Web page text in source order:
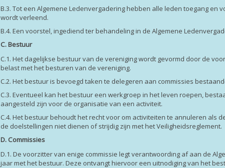
B.3. Tot een Algemene Ledenvergadering hebben alle leden toegang
wordt verleend.
B.4. Een voorstel, ingediend ter behandeling in de Algemene
C. Bestuur
C.1. Het dagelijkse bestuur van de vereniging wordt gevormd door de
belast met het besturen van de vereniging.
C.2. Het bestuur is bevoegd taken te delegeren aan commissies
C.3. Eventueel kan het bestuur een werkgroep in het leven roepen,
aangesteld zijn voor de organisatie van een activiteit.
C.4. Het bestuur behoudt het recht voor om activiteiten te annuleren als
de doelstellingen niet dienen of strijdig zijn met het Veiligheidsreglement.
D. Commissies
D.1. De voorzitter van enige commissie legt verantwoording af aan de
jaar met het bestuur. Deze ontvangt hiervoor een uitnodiging van het